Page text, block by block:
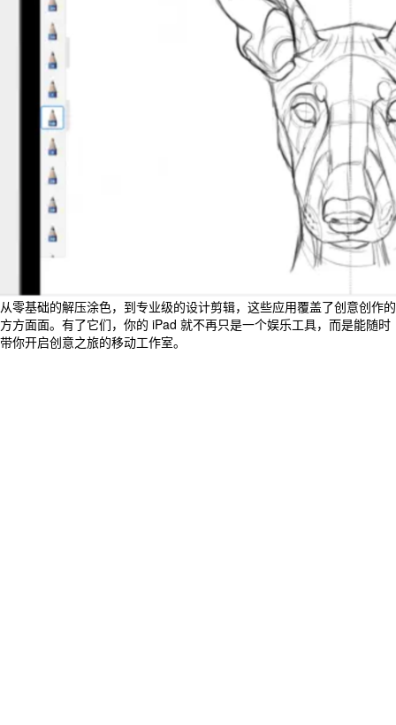
从零基础的解压涂色，到专业级的设计剪辑，这些应用覆盖了创意创作的
方方面面。有了它们，你的 iPad 就不再只是一个娱乐工具，而是能随时
带你开启创意之旅的移动工作室。